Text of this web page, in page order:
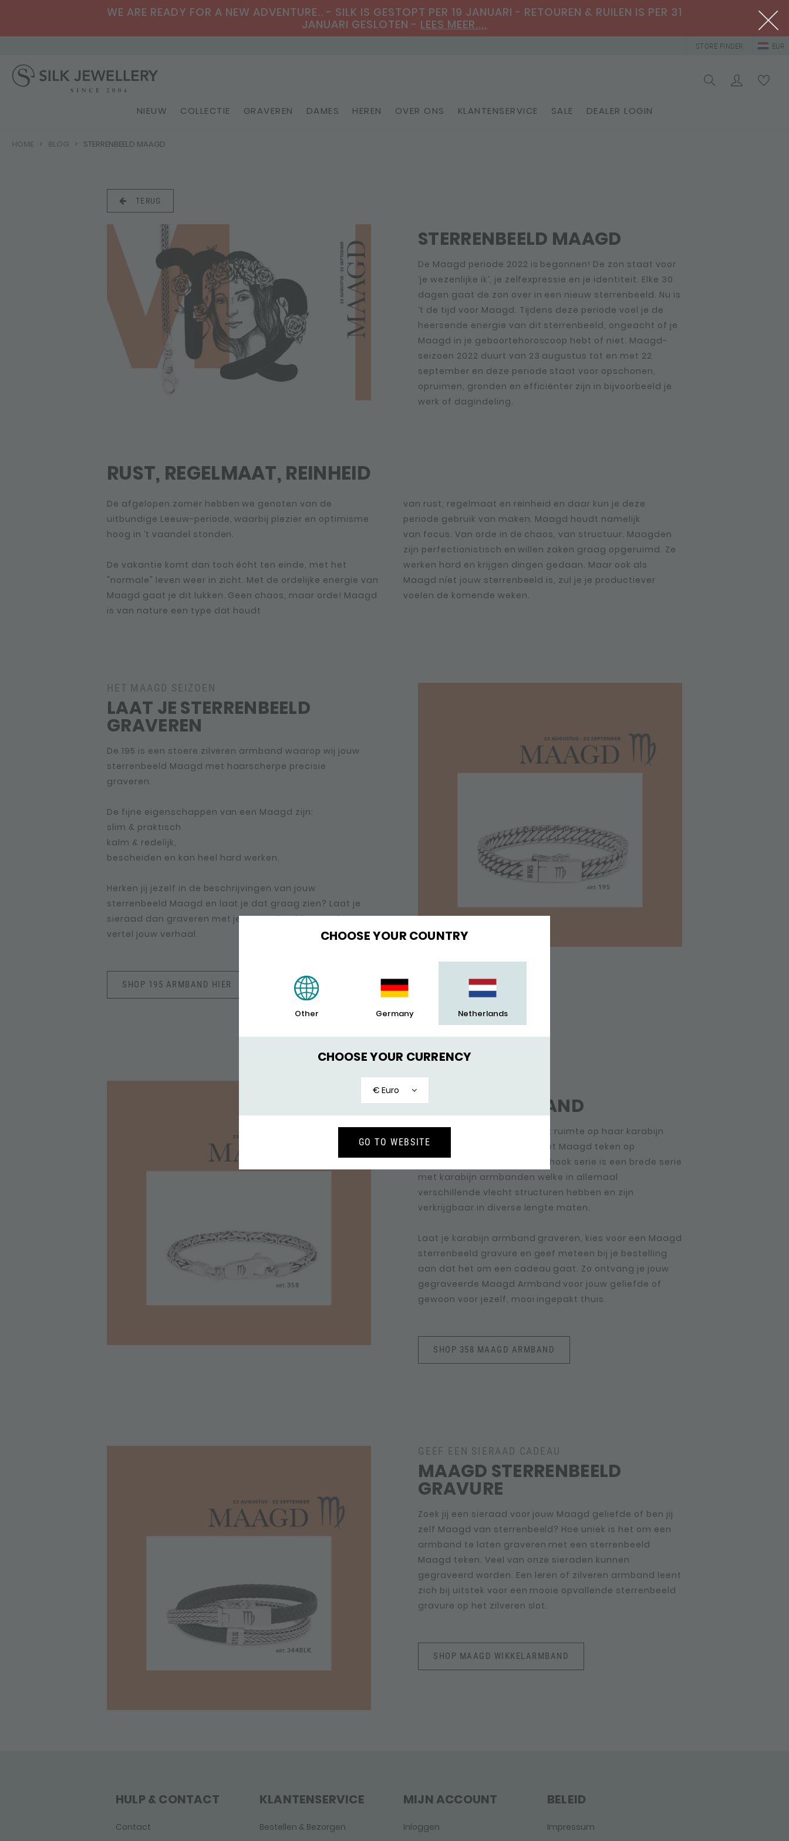
CHOOSE YOUR COUNTRY
Other Germany Netherlands
CHOOSE YOUR CURRENCY
€ Euro
GO TO WEBSITE
WE ARE READY FOR A NEW ADVENTURE.. - SILK IS GESTOPT PER 19 JANUARI - RETOUREN & RUILEN IS PER 31
JANUARI GESLOTEN - LEES MEER....
STORE FINDER EUR
NIEUW COLLECTIE GRAVEREN DAMES HEREN OVER ONS KLANTENSERVICE SALE DEALER LOGIN
HOME BLOG STERRENBEELD MAAGD
TERUG
STERRENBEELD MAAGD
De Maagd periode 2022 is begonnen! De zon staat voor
‘je wezenlijke ik’, je zelfexpressie en je identiteit. Elke 30
dagen gaat de zon over in een nieuw sterrenbeeld. Nu is
‘t de tijd voor Maagd. Tijdens deze periode voel je de
heersende energie van dit sterrenbeeld, ongeacht of je
Maagd in je geboortehoroscoop hebt of niet. Maagd-
seizoen 2022 duurt van 23 augustus tot en met 22
september en deze periode staat voor opschonen,
opruimen, gronden en efficiënter zijn in bijvoorbeeld je
werk of dagindeling.
RUST, REGELMAAT, REINHEID
De afgelopen zomer hebben we genoten van de
uitbundige Leeuw-periode, waarbij plezier en optimisme
hoog in ‘t vaandel stonden.
De vakantie komt dan toch écht ten einde, met het
"normale" leven weer in zicht. Met de ordelijke energie van
Maagd gaat je dit lukken. Geen chaos, maar orde! Maagd
is van nature een type dat houdt
van rust, regelmaat en reinheid en daar kun je deze
periode gebruik van maken. Maagd houdt namelijk
van focus. Van orde in de chaos, van structuur. Maagden
zijn perfectionistisch en willen zaken graag opgeruimd. Ze
werken hard en krijgen dingen gedaan. Maar ook als
Maagd níet jouw sterrenbeeld is, zul je je productiever
voelen de komende weken.
HET MAAGD SEIZOEN
LAAT JE STERRENBEELD
GRAVEREN
De 195 is een stoere zilveren armband waarop wij jouw
sterrenbeeld Maagd met haarscherpe precisie
graveren.
De fijne eigenschappen van een Maagd zijn:
slim & praktisch
kalm & redelijk,
bescheiden en kan heel hard werken.
Herken jij jezelf in de beschrijvingen van jouw
sterrenbeeld Maagd en laat je dat graag zien? Laat je
sieraad dan graveren met je sterrenbeeld Maagd en
vertel jouw verhaal.
SHOP 195 ARMBAND HIER
MAAGD ARMBAND
De verfijnde hook serie heeft ruimte op haar karabijn
sluitingen waar heel mooi het Maagd teken op
gegraveerd kan worden. De hook serie is een brede serie
met karabijn armbanden welke in allemaal
verschillende vlecht structuren hebben en zijn
verkrijgbaar in diverse lengte maten.
Laat je karabijn armband graveren, kies voor een Maagd
sterrenbeeld gravure en geef meteen bij je bestelling
aan dat het om een cadeau gaat. Zo ontvang je jouw
gegraveerde Maagd Armband voor jouw geliefde of
gewoon voor jezelf, mooi ingepakt thuis.
SHOP 358 MAAGD ARMBAND
GEEF EEN SIERAAD CADEAU
MAAGD STERRENBEELD
GRAVURE
Zoek jij een sieraad voor jouw Maagd geliefde of ben jij
zelf Maagd van sterrenbeeld? Hoe uniek is het om een
armband te laten graveren met een sterrenbeeld
Maagd teken. Veel van onze sieraden kunnen
gegraveerd worden. Een leren of zilveren armband leent
zich bij uitstek voor een mooie opvallende sterrenbeeld
gravure op het zilveren slot.
SHOP MAAGD WIKKELARMBAND
HULP & CONTACT
Contact
KLANTENSERVICE
Bestellen & Bezorgen
MIJN ACCOUNT
Inloggen
BELEID
Impressum